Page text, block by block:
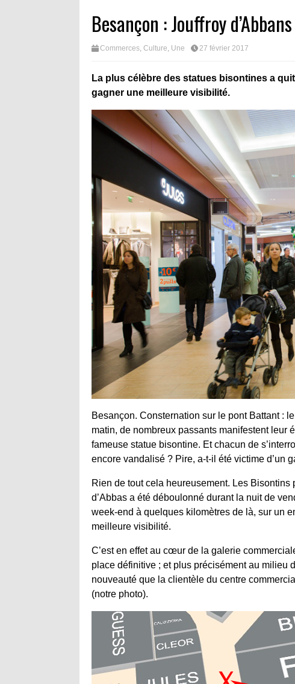
Besançon : Jouffroy
Commerces, Culture, Une 27 février 2017
La plus célèbre des statues bisontines a
gagner une meilleure visibilité.
Besançon. Consternation sur le pont Battant :
matin, de nombreux passants manifestent leur
fameuse statue bisontine. Et chacun de
encore vandalisé ? Pire, a-t-il été victime d’un
Rien de tout cela heureusement. Les
d’Abbas a été déboulonné durant la nuit de
week-end à quelques kilomètres de là, sur un
meilleure visibilité.
C’est en effet au cœur de la galerie
place définitive ; et plus précisément au milieu
nouveauté que la clientèle du centre
(notre photo).